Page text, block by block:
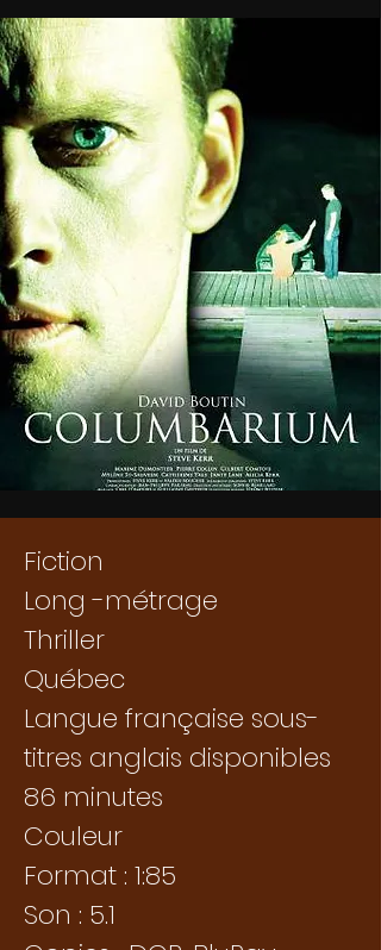
Fiction
Long -métrage
Thriller
Québec
Langue française sous-
titres anglais disponibles
86 minutes
Couleur
Format : 1:85
Son : 5.1